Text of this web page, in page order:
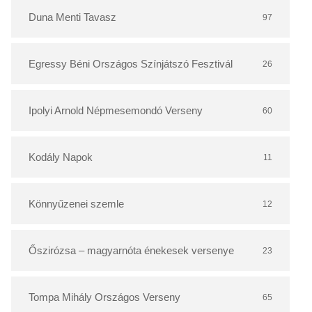
r
Duna Menti Tavasz 97
Egressy Béni Országos Színjátszó Fesztivál 26
Ipolyi Arnold Népmesemondó Verseny 60
Kodály Napok 11
Könnyűzenei szemle 12
Őszirózsa – magyarnóta énekesek versenye 23
Tompa Mihály Országos Verseny 65